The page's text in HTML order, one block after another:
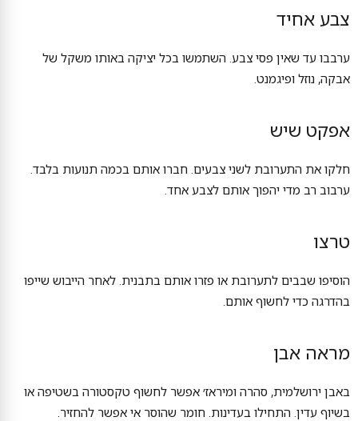
צבע אחיד
ערבבו עד שאין פסי צבע. השתמשו בכל יציקה באותו משקל של
אבקה, נוזל ופיגמנט.
אפקט שיש
חלקו את התערובת לשני צבעים. חברו אותם בכמה תנועות בלבד.
ערבוב רב מדי יהפוך אותם לצבע אחד.
טרצו
הוסיפו שבבים לתערובת או פזרו אותם בתבנית. לאחר הייבוש שייפו
בהדרגה כדי לחשוף אותם.
מראה אבן
באבן ירושלמית, סהרה ומיראז׳ אפשר לחשוף טקסטורה בשטיפה או
בשיוף עדין. התחילו בעדינות. חומר שהוסר אי אפשר להחזיר.